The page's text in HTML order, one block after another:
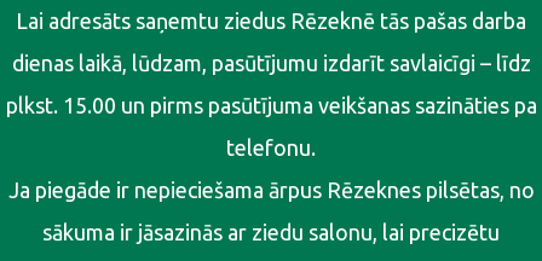
Lai adresāts saņemtu ziedus Rēzeknē tās pašas darba
dienas laikā, lūdzam, pasūtījumu izdarīt savlaicīgi – līdz
plkst. 15.00 un pirms pasūtījuma veikšanas sazināties pa
telefonu.
Ja piegāde ir nepieciešama ārpus Rēzeknes pilsētas, no
sākuma ir jāsazinās ar ziedu salonu, lai precizētu